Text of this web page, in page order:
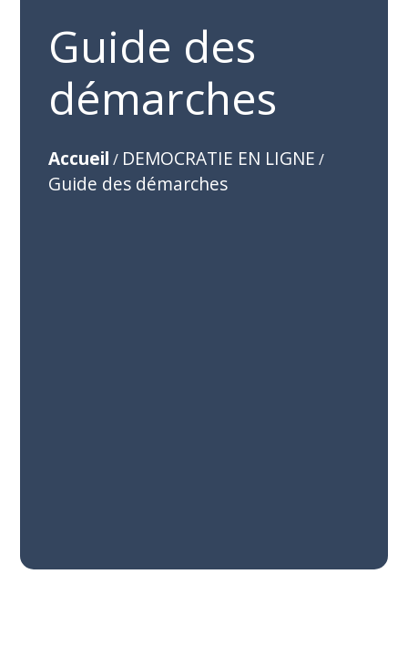
Guide des
démarches
Accueil / DEMOCRATIE EN LIGNE /
Guide des démarches